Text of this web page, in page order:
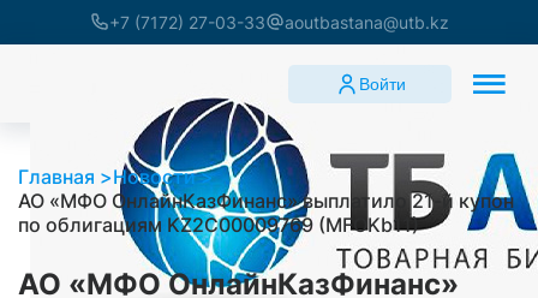
+7 (7172) 27-03-33 aoutbastana@utb.kz
Войти
Главная
Новости
АО «МФО ОнлайнКазФинанс» выплатило 21-й купон
по облигациям KZ2C00009769 (MFOKb11)
АО «МФО ОнлайнКазФинанс»